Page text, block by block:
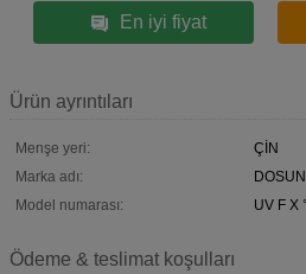
En iyi fiyat
Ürün ayrıntıları
Menşe yeri:
ÇİN
Marka adı:
DOSUN
Model numarası:
UV F X
Ödeme & teslimat koşulları